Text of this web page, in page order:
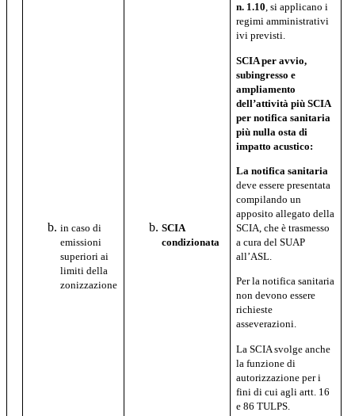
n. 1.10, si applicano i
regimi amministrativi
ivi previsti.
SCIA per avvio,
subingresso e
ampliamento
dell’attività più SCIA
per notifica sanitaria
più nulla osta di
impatto acustico:
La notifica sanitaria
deve essere presentata
compilando un
apposito allegato della
SCIA, che è trasmesso
a cura del SUAP
all’ASL.
Per la notifica sanitaria
non devono essere
richieste
asseverazioni.
La SCIA svolge anche
la funzione di
autorizzazione per i
fini di cui agli artt. 16
e 86 TULPS.
in caso di
emissioni
superiori ai
limiti della
zonizzazione
SCIA
condizionata